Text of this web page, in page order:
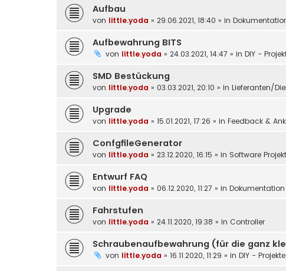
Aufbau
von little.yoda » 29.06.2021, 18:40 » in
Aufbewahrung BITS
von little.yoda » 24.03.2021, 14:47 » in DIY -
SMD Bestückung
von little.yoda » 03.03.2021, 20:10 » in Lieferanten/
Upgrade
von little.yoda » 15.01.2021, 17:26 » in Feedback &
ConfgfileGenerator
von little.yoda » 23.12.2020, 16:15 » in Software
Entwurf FAQ
von little.yoda » 06.12.2020, 11:27 » in Dokumentation
Fahrstufen
von little.yoda » 24.11.2020, 19:38 » in Controller
Schraubenaufbewahrung (für die ganz
von little.yoda » 16.11.2020, 11:29 » in DIY - Projekte